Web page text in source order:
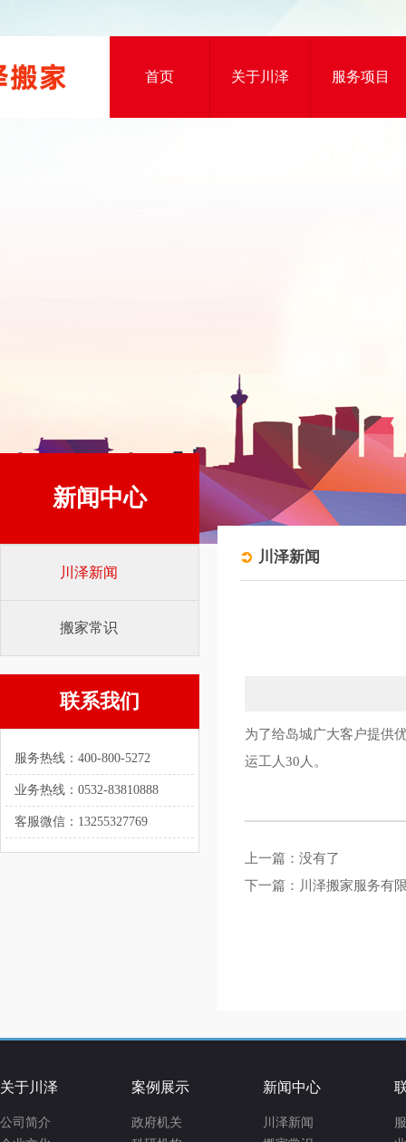
首页 关于川泽 服务项目
新闻中心
川泽新闻
搬家常识
联系我们
服务热线：400-800-5272
业务热线：0532-83810888
客服微信：13255327769
川泽新闻
为了给岛城广大客户提供
运工人30人。
上一篇：没有了
下一篇： 川泽搬家服务有
关于川泽
公司简介
案例展示
政府机关
新闻中心
川泽新闻